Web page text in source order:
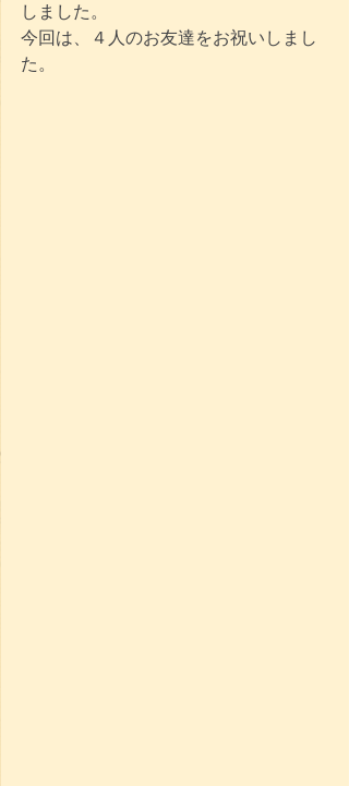
しました。
今回は、４人のお友達をお祝いしまし
た。